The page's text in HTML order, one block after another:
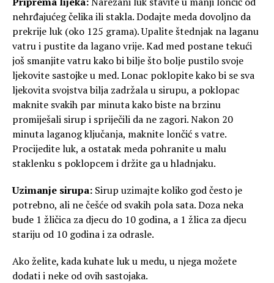
nehrđajućeg čelika ili stakla. Dodajte meda dovoljno da
prekrije luk (oko 125 grama). Upalite štednjak na laganu
vatru i pustite da lagano vrije. Kad med postane tekući
još smanjite vatru kako bi bilje što bolje pustilo svoje
ljekovite sastojke u med. Lonac poklopite kako bi se sva
ljekovita svojstva bilja zadržala u sirupu, a poklopac
maknite svakih par minuta kako biste na brzinu
promiješali sirup i spriječili da ne zagori. Nakon 20
minuta laganog ključanja, maknite lončić s vatre.
Procijedite luk, a ostatak meda pohranite u malu
staklenku s poklopcem i držite ga u hladnjaku.
Uzimanje sirupa: Sirup uzimajte koliko god često je
potrebno, ali ne češće od svakih pola sata. Doza neka
bude 1 žličica za djecu do 10 godina, a 1 žlica za djecu
stariju od 10 godina i za odrasle.
Ako želite, kada kuhate luk u medu, u njega možete
dodati i neke od ovih sastojaka.